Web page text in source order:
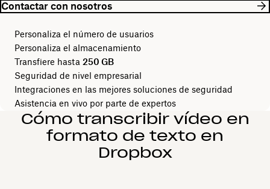
Contactar con nosotros
Personaliza el número de usuarios
Personaliza el almacenamiento
Transfiere hasta 250 GB
Seguridad de nivel empresarial
Integraciones en las mejores soluciones de seguridad
Asistencia en vivo por parte de expertos
Cómo transcribir vídeo en
formato de texto en
Dropbox